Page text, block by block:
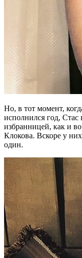
Но, в тот момент,
исполнился год, Стас
избранницей, как и
Клокова. Вскоре у
один.